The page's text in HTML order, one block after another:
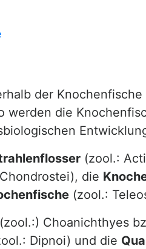
der
werden die
(zool.:
die
(zool.:
Choanichthyes
Dipnoi) und die